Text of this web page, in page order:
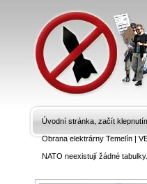
Úvodní stránka, začít
Obrana elektrárny Temelín|
NATO neexistují žádné tabulky.